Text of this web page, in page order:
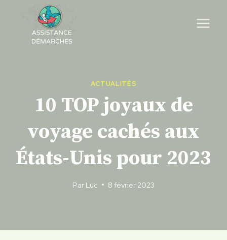
content
ACTUALITÉS
10 TOP joyaux de
voyage cachés aux
États-Unis pour 2023
Par Luc 8 février 2023